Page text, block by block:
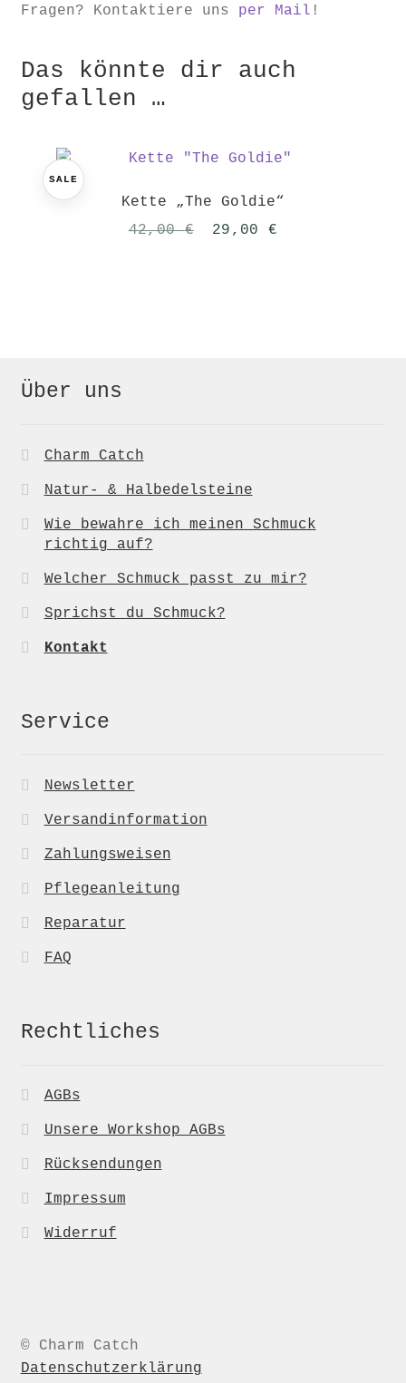
Fragen? Kontaktiere uns per Mail !
Das könnte dir auch
gefallen …
SALE
Kette „The Goldie“
42,00€
Ursprünglicher
29,00 €
Über uns
Charm Catch
Natur- & Halbedelsteine
Wie bewahre ich meinen Schmuck
richtig auf?
Welcher Schmuck passt zu mir?
Sprichst du Schmuck?
Kontakt
Service
Newsletter
Versandinformation
Zahlungsweisen
Pflegeanleitung
Reparatur
FAQ
Rechtliches
AGBs
Unsere Workshop AGBs
Rücksendungen
Impressum
Widerruf
© Charm Catch
Datenschutzerklärung